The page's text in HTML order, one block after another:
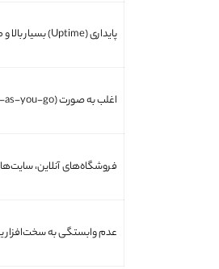
پایداری (Uptime) بسیار بالا و مقیاس‌پذیری آنی منابع.
اغلب به صورت (Pay-as-you-go) پرداخت به میزان مصرف.
فروشگاه‌های آنلاین،
عدم وابستگی به